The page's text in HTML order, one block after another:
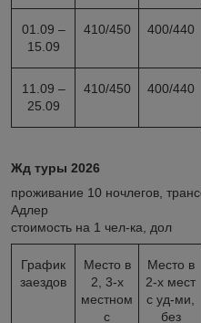
01.09 –
15.09
410/450 400/440
11.09 –
25.09
410/450 400/440
Жд туры 2026
проживание 10 ночлегов,
стоимость на 1 чел-ка, дол
График
заездов
Место в
2, 3-х
местном
с
Место в
2-х мест
с уд-ми,
без